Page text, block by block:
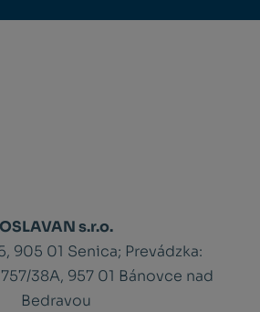
OSLAVAN s.r.o.
905 01 Senica; Prevádzka:
38A, 957 01 Bánovce nad
Bedravou